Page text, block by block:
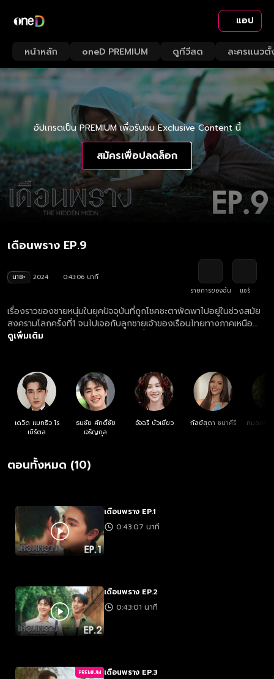
แอป
หน้าหลัก oneD PREMIUM ดูทีวีสด ละครแนวตั้
อัปเกรดเป็น PREMIUM เพื่อรับชม Exclusive Content นี้
สมัครเพื่อปลดล็อก
เดือนพราง EP.9
น18+ 2024
0:43:06 นาที
รายการของฉัน
แชร์
เรื่องราวของชายหนุ่มในยุคปัจจุบันที่ถูกโชคชะตาพัดพาไปอยู่ในช่วงสมัย
สงครามโลกครั้งที่1 จนไปเจอกับลูกชายเจ้าของเรือนไทยทางภาคเหนือ
เกิดเป็นความสัมพันธ์ที่ลึกซึ้งขึ้นในทุกค่ำคืน พร้อมกับความลึกลับและ
ดูเพิ่มเติม
เดวิด แมทธิว โร
เบิร์ตส
ธนชัย ศักดิ์ชัย
เจริญกุล
อัจฉรี บัวเขียว กัลย์สุดา ชนาคีรี กมลภพ
ตอนทั้งหมด (10)
เดือนพราง EP.1
0:43:07 นาที
เดือนพราง EP.2
0:43:01 นาที
PREMIUM เดือนพราง EP.3